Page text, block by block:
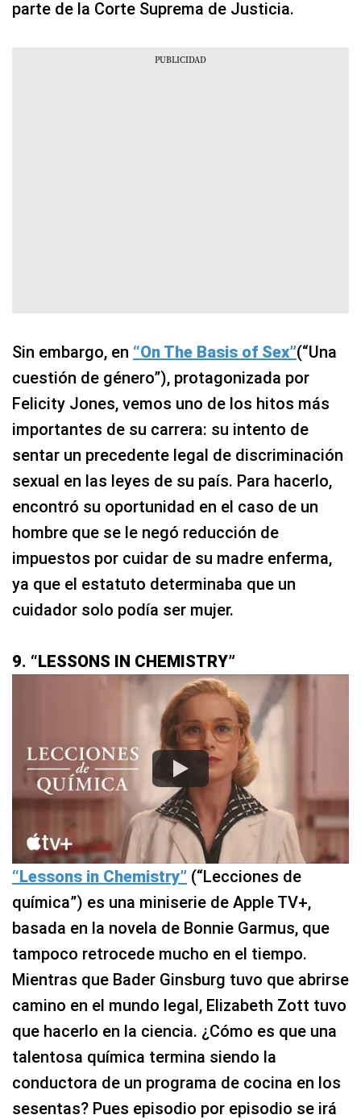
parte de la Corte Suprema de Justicia.
Sin embargo, en “On The Basis of Sex”(“Una
cuestión de género”), protagonizada por
Felicity Jones, vemos uno de los hitos más
importantes de su carrera: su intento de
sentar un precedente legal de discriminación
sexual en las leyes de su país. Para hacerlo,
encontró su oportunidad en el caso de un
hombre que se le negó reducción de
impuestos por cuidar de su madre enferma,
ya que el estatuto determinaba que un
cuidador solo podía ser mujer.
9. “LESSONS IN CHEMISTRY”
“Lessons in Chemistry” (“Lecciones de
química”) es una miniserie de Apple TV+,
basada en la novela de Bonnie Garmus, que
tampoco retrocede mucho en el tiempo.
Mientras que Bader Ginsburg tuvo que abrirse
camino en el mundo legal, Elizabeth Zott tuvo
que hacerlo en la ciencia. ¿Cómo es que una
talentosa química termina siendo la
conductora de un programa de cocina en los
sesentas? Pues episodio por episodio se irá